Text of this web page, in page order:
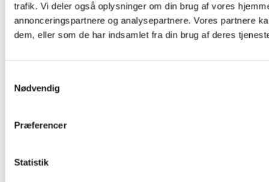
trafik. Vi deler også oplysninger om din brug af vores
annonceringspartnere og analysepartnere. Vores partnere
dem, eller som de har indsamlet fra din brug af deres
Nødvendig
Præferencer
Statistik